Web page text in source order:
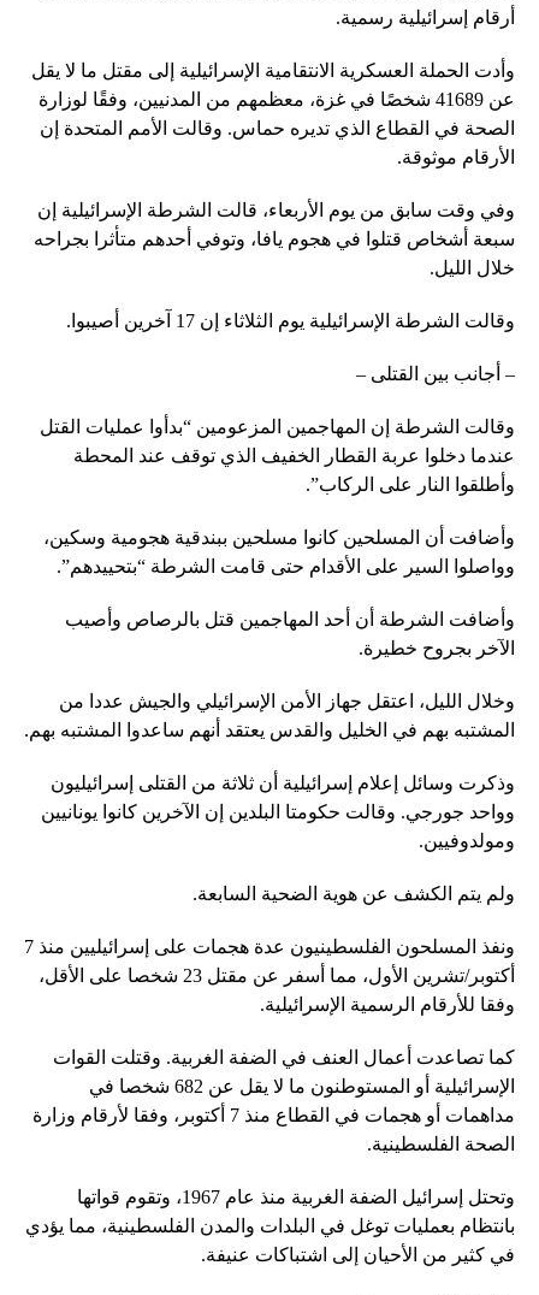
أرقام إسرائيلية رسمية.
وأدت الحملة العسكرية الانتقامية الإسرائيلية إلى مقتل ما لا يقل
عن 41689 شخصًا في غزة، معظمهم من المدنيين، وفقًا لوزارة
الصحة في القطاع الذي تديره حماس. وقالت الأمم المتحدة إن
الأرقام موثوقة.
وفي وقت سابق من يوم الأربعاء، قالت الشرطة الإسرائيلية إن
سبعة أشخاص قتلوا في هجوم يافا، وتوفي أحدهم متأثرا بجراحه
خلال الليل.
وقالت الشرطة الإسرائيلية يوم الثلاثاء إن 17 آخرين أصيبوا.
– أجانب بين القتلى –
وقالت الشرطة إن المهاجمين المزعومين “بدأوا عمليات القتل
عندما دخلوا عربة القطار الخفيف الذي توقف عند المحطة
وأطلقوا النار على الركاب”.
وأضافت أن المسلحين كانوا مسلحين ببندقية هجومية وسكين،
وواصلوا السير على الأقدام حتى قامت الشرطة “بتحييدهم”.
وأضافت الشرطة أن أحد المهاجمين قتل بالرصاص وأصيب
الآخر بجروح خطيرة.
وخلال الليل، اعتقل جهاز الأمن الإسرائيلي والجيش عددا من
المشتبه بهم في الخليل والقدس يعتقد أنهم ساعدوا المشتبه بهم.
وذكرت وسائل إعلام إسرائيلية أن ثلاثة من القتلى إسرائيليون
وواحد جورجي. وقالت حكومتا البلدين إن الآخرين كانوا يونانيين
ومولدوفيين.
ولم يتم الكشف عن هوية الضحية السابعة.
ونفذ المسلحون الفلسطينيون عدة هجمات على إسرائيليين منذ 7
أكتوبر/تشرين الأول، مما أسفر عن مقتل 23 شخصا على الأقل،
وفقا للأرقام الرسمية الإسرائيلية.
كما تصاعدت أعمال العنف في الضفة الغربية. وقتلت القوات
الإسرائيلية أو المستوطنون ما لا يقل عن 682 شخصا في
مداهمات أو هجمات في القطاع منذ 7 أكتوبر، وفقا لأرقام وزارة
الصحة الفلسطينية.
وتحتل إسرائيل الضفة الغربية منذ عام 1967، وتقوم قواتها
بانتظام بعمليات توغل في البلدات والمدن الفلسطينية، مما يؤدي
في كثير من الأحيان إلى اشتباكات عنيفة.